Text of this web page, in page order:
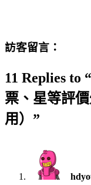
訪客留言：
11 Replies to
票、星等評
用）”